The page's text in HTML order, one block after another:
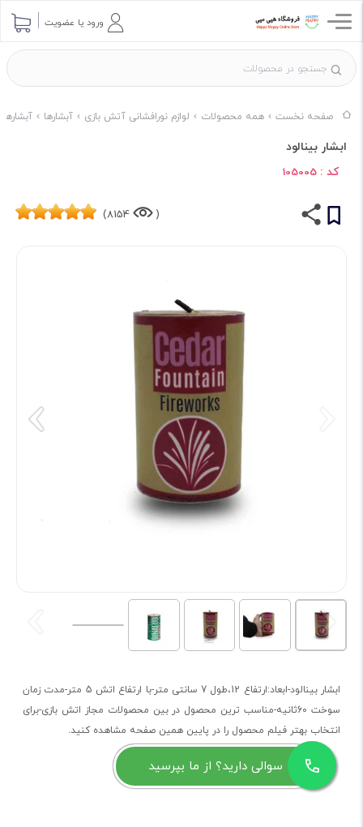
ورود یا عضویت
صفحه نخست همه محصولات لوازم نورافشانی آتش بازی آبشارها آبشارها
ابشار بینالود
کد : 105005
(
8154)
ابشار بینالود-ابعاد:ارتفاع 12،طول 7 سانتی متر-با ارتفاع اتش 5 متر-مدت زمان
سوخت 60ثانیه-مناسب ترین محصول در بین محصولات مجاز اتش بازی-برای
انتخاب بهتر فیلم محصول را در پایین همین صفحه مشاهده کنید.
سوالی دارید؟ از ما بپرسید